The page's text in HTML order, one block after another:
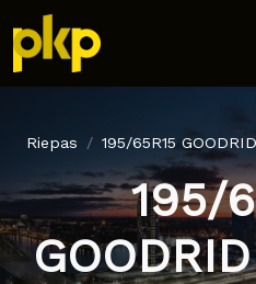
Riepas 195/65R15
195/